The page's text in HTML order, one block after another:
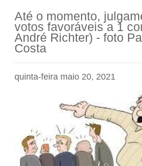
Até o momento,
votos favoráveis a 1
André Richter) - foto
Costa
quinta-feira maio 20, 2021